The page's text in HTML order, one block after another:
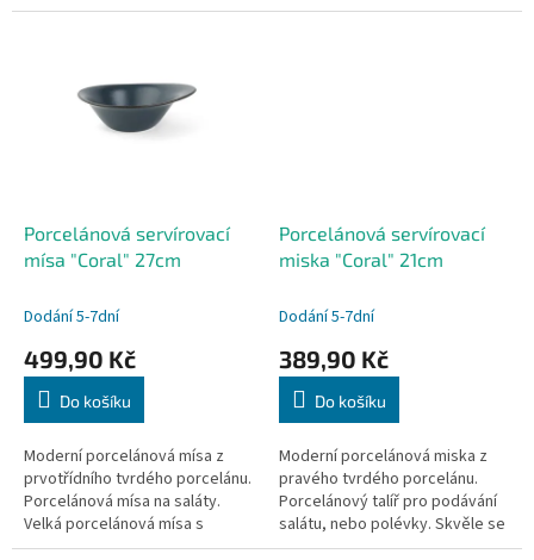
Porcelánová servírovací
mísa "Coral" 27cm
Dodání 5-7dní
499,90 Kč
Do košíku
Moderní porcelánová mísa z
prvotřídního tvrdého porcelánu.
Porcelánová mísa na saláty.
Velká porcelánová mísa s
univerzálním použitím. Vhodná
Porcelánová servírovací
miska "Coral" 21cm
Dodání 5-7dní
389,90 Kč
Do košíku
Moderní porcelánová miska z
pravého tvrdého porcelánu.
Porcelánový talíř pro podávání
salátu, nebo polévky. Skvěle se
také hodí na podávaní asijských